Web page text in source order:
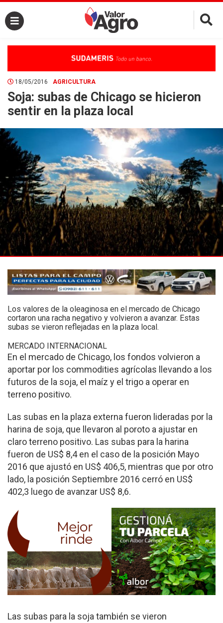
×
18/05/2016 AGRICULTURA
Soja: subas de Chicago se hicieron
sentir en la plaza local
Los valores de la oleaginosa en el mercado de Chicago
cortaron una racha negativo y volvieron a avanzar. Estas
subas se vieron reflejadas en la plaza local.
MERCADO INTERNACIONAL
En el mercado de Chicago, los fondos volvieron a
aportar por los commodities agrícolas llevando a los
futuros de la soja, el maíz y el trigo a operar en
terreno positivo.
Las subas en la plaza externa fueron lideradas por la
harina de soja, que llevaron al poroto a ajustar en
claro terreno positivo. Las subas para la harina
fueron de US$ 8,4 en el caso de la posición Mayo
2016 que ajustó en US$ 406,5, mientras que por otro
lado, la posición Septiembre 2016 cerró en US$
402,3 luego de avanzar US$ 8,6.
Las subas para la soja también se vieron